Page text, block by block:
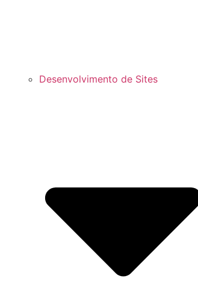
Desenvolvimento de Sites